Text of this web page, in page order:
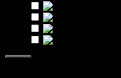
Filtrs